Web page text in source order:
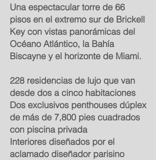
Una espectacular torre de 66
pisos en el extremo sur de Brickell
Key con vistas panorámicas del
Océano Atlántico, la Bahía
Biscayne y el horizonte de Miami.
228 residencias de lujo que van
desde dos a cinco habitaciones
Dos exclusivos penthouses dúplex
de más de 7,800 pies cuadrados
con piscina privada
Interiores diseñados por el
aclamado diseñador parisino